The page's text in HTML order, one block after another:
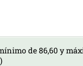
de 86,60 y